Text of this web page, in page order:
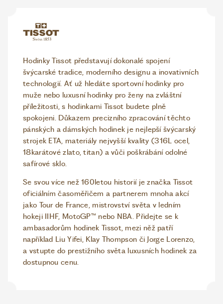
Hodinky Tissot představují dokonalé spojení
švýcarské tradice, moderního designu a inovativních
technologií. Ať už hledáte sportovní hodinky pro
muže nebo luxusní hodinky pro ženy na zvláštní
příležitosti, s hodinkami Tissot budete plně
spokojeni. Důkazem precizního zpracování těchto
pánských a dámských hodinek je nejlepší švýcarský
strojek ETA, materiály nejvyšší kvality (316L ocel,
18karátové zlato, titan) a vůči poškrábání odolné
safírové sklo.
Se svou více než 160letou historií je značka Tissot
oficiálním časoměřičem a partnerem mnoha akcí
jako Tour de France, mistrovství světa v ledním
hokeji IIHF, MotoGP™ nebo NBA. Přidejte se k
ambasadorům hodinek Tissot, mezi něž patří
například Liu Yifei, Klay Thompson či Jorge Lorenzo,
a vstupte do prestižního světa luxusních hodinek za
dostupnou cenu.